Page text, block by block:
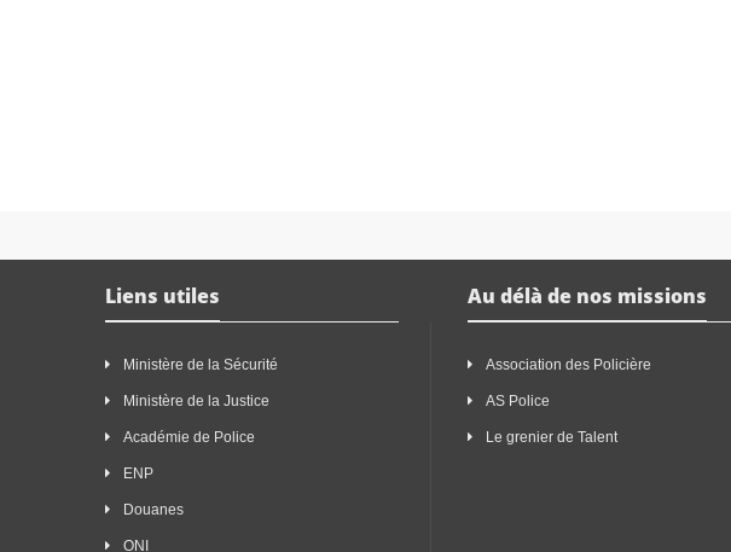
Liens utiles
Ministère de la Sécurité
Ministère de la Justice
Académie de Police
ENP
Douanes
ONI
Au délà de nos missions
Association des Policière
AS Police
Le grenier de Talent